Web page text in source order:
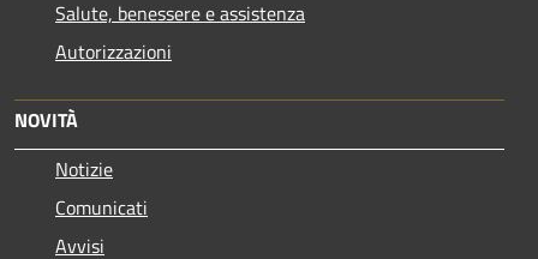
Salute, benessere e assistenza
Autorizzazioni
NOVITÀ
Notizie
Comunicati
Avvisi